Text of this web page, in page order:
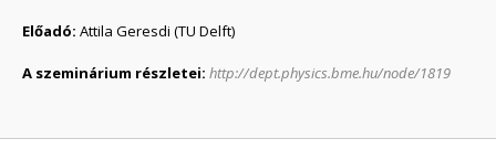
Előadó: Attila Geresdi (TU Delft)
A szeminárium részletei: http://dept.physics.bme.hu/node/1819